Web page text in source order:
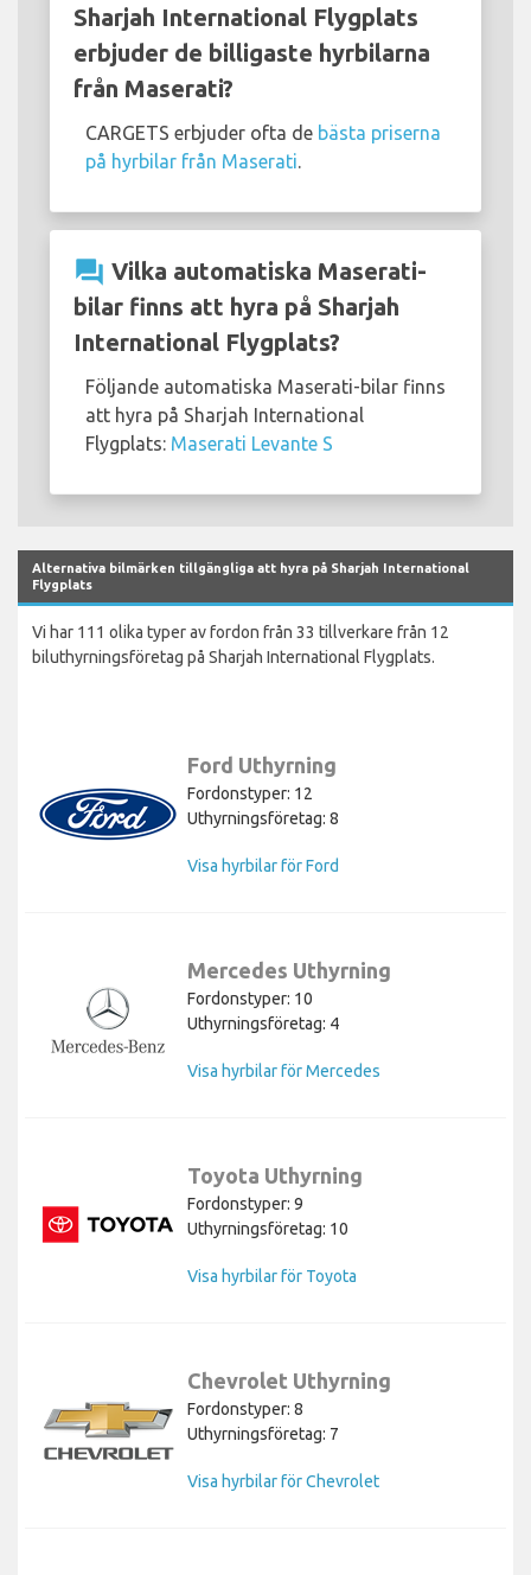
Sharjah International Flygplats
erbjuder de billigaste hyrbilarna
från Maserati?
CARGETS erbjuder ofta de bästa priserna
på hyrbilar från Maserati
question_answer Vilka automatiska Maserati-
bilar finns att hyra på Sharjah
International Flygplats?
Följande automatiska Maserati-bilar finns
att hyra på Sharjah International
Flygplats: Maserati Levante S
Alternativa bilmärken tillgängliga att hyra på Sharjah International
Flygplats
Vi har 111 olika typer av fordon från 33 tillverkare från 12
biluthyrningsföretag på Sharjah International Flygplats.
Ford Uthyrning
Fordonstyper: 12
Uthyrningsföretag: 8
Visa hyrbilar för Ford
Mercedes Uthyrning
Fordonstyper: 10
Uthyrningsföretag: 4
Visa hyrbilar för Mercedes
Toyota Uthyrning
Fordonstyper: 9
Uthyrningsföretag: 10
Visa hyrbilar för Toyota
Chevrolet Uthyrning
Fordonstyper: 8
Uthyrningsföretag: 7
Visa hyrbilar för Chevrolet